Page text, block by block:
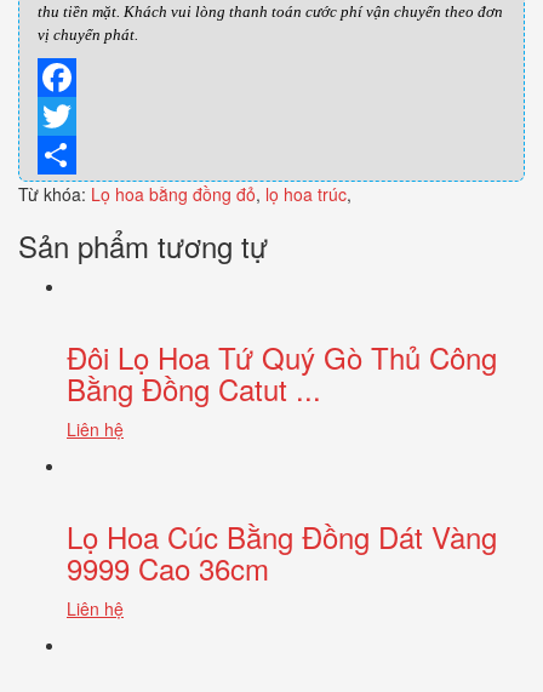
thu tiền mặt. Khách vui lòng thanh toán cước phí vận chuyển theo đơn
vị chuyển phát.
Facebook
Twitter
Share
Từ khóa: Lọ hoa bằng đồng đỏ, lọ hoa trúc,
Sản phẩm tương tự
Đôi Lọ Hoa Tứ Quý Gò Thủ Công
Bằng Đồng Catut ...
Liên hệ
Lọ Hoa Cúc Bằng Đồng Dát Vàng
9999 Cao 36cm
Liên hệ